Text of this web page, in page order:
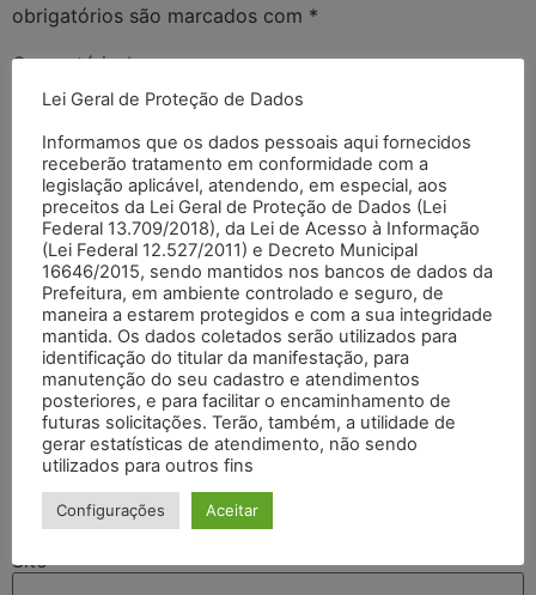
obrigatórios são marcados com *
Comentário*
Nome*
E-mail*
Site
Lei Geral de Proteção de Dados
Informamos que os dados pessoais aqui fornecidos
receberão tratamento em conformidade com a
legislação aplicável, atendendo, em especial, aos
preceitos da Lei Geral de Proteção de Dados (Lei
Federal 13.709/2018), da Lei de Acesso à Informação
(Lei Federal 12.527/2011) e Decreto Municipal
16646/2015, sendo mantidos nos bancos de dados da
Prefeitura, em ambiente controlado e seguro, de
maneira a estarem protegidos e com a sua integridade
mantida. Os dados coletados serão utilizados para
identificação do titular da manifestação, para
manutenção do seu cadastro e atendimentos
posteriores, e para facilitar o encaminhamento de
futuras solicitações. Terão, também, a utilidade de
gerar estatísticas de atendimento, não sendo
utilizados para outros fins
Configurações Aceitar